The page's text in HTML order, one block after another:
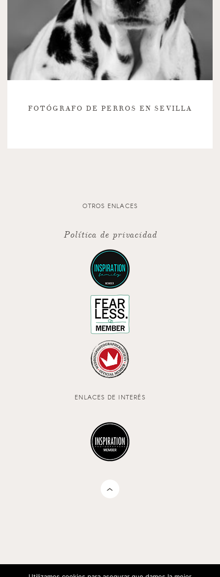
FOTÓGRAFO DE PERROS EN SEVILLA
OTROS ENLACES
Política de privacidad
ENLACES DE INTERÉS